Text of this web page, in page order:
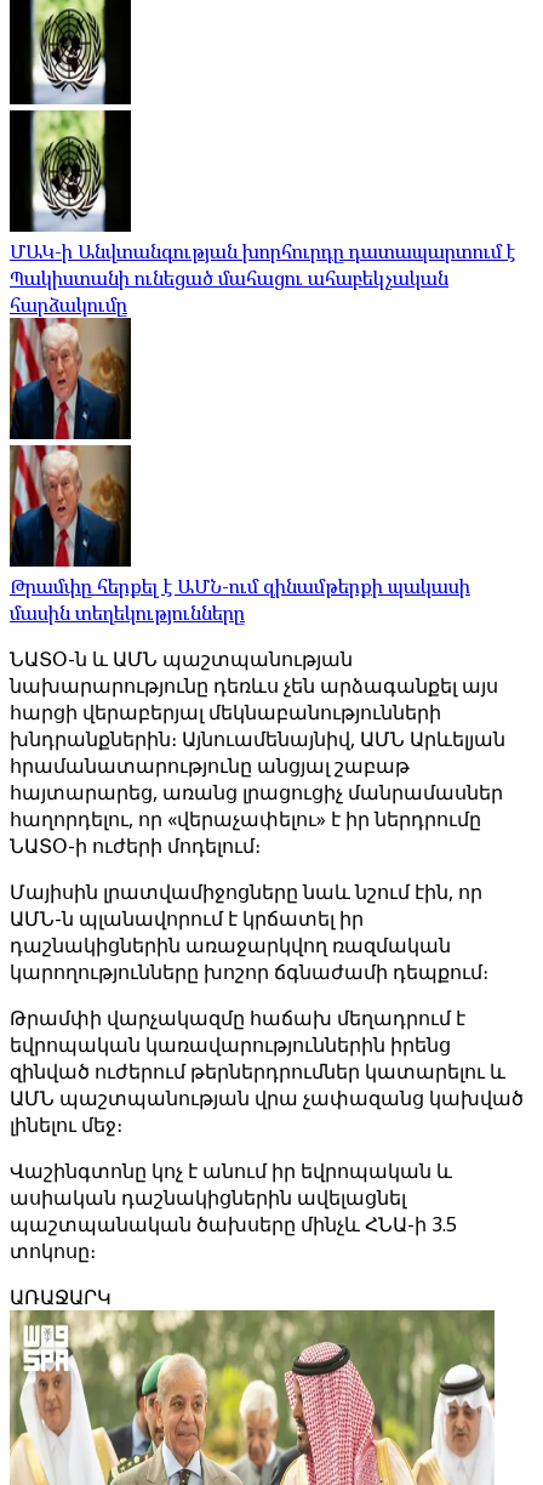
ՄԱԿ-ի Անվտանգության խորհուրդը դատապարտում է
Պակիստանի ունեցած մահացու ահաբեկչական
հարձակումը
Թրամփը հերքել է ԱՄՆ-ում զինամթերքի պակասի
մասին տեղեկությունները
ՆԱՏՕ-ն և ԱՄՆ պաշտպանության
նախարարությունը դեռևս չեն արձագանքել այս
հարցի վերաբերյալ մեկնաբանությունների
խնդրանքներին։ Այնուամենայնիվ, ԱՄՆ Արևելյան
հրամանատարությունը անցյալ շաբաթ
հայտարարեց, առանց լրացուցիչ մանրամասներ
հաղորդելու, որ «վերաչափելու» է իր ներդրումը
ՆԱՏՕ-ի ուժերի մոդելում։
Մայիսին լրատվամիջոցները նաև նշում էին, որ
ԱՄՆ-ն պլանավորում է կրճատել իր
դաշնակիցներին առաջարկվող ռազմական
կարողությունները խոշոր ճգնաժամի դեպքում։
Թրամփի վարչակազմը հաճախ մեղադրում է
եվրոպական կառավարություններին իրենց
զինված ուժերում թերներդրումներ կատարելու և
ԱՄՆ պաշտպանության վրա չափազանց կախված
լինելու մեջ։
Վաշինգտոնը կոչ է անում իր եվրոպական և
ասիական դաշնակիցներին ավելացնել
պաշտպանական ծախսերը մինչև ՀՆԱ-ի 3.5
տոկոսը։
ԱՌԱՋԱՐԿ